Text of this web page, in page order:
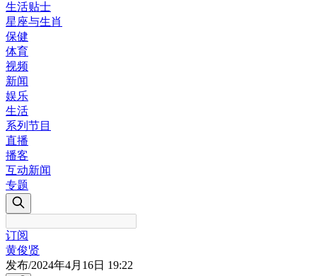
生活贴士
星座与生肖
保健
体育
视频
新闻
娱乐
生活
系列节目
直播
播客
互动新闻
专题
订阅
黄俊贤
发布/2024年4月16日 19:22